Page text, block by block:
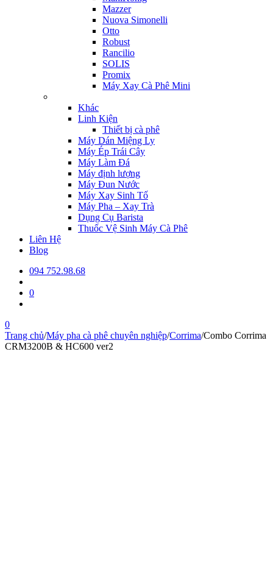
Mazzer
Nuova Simonelli
Otto
Robust
Rancilio
SOLIS
Promix
Máy Xay Cà Phê Mini
Khác
Linh Kiện
Thiết bị cà phê
Máy Dán Miệng Ly
Máy Ép Trái Cây
Máy Làm Đá
Máy định lượng
Máy Đun Nước
Máy Xay Sinh Tố
Máy Pha – Xay Trà
Dụng Cụ Barista
Thuốc Vệ Sinh Máy Cà Phê
Liên Hệ
Blog
094 752.98.68
0
0
Trang chủ/Máy pha cà phê chuyên nghiệp/Corrima/Combo Corrima
CRM3200B & HC600 ver2